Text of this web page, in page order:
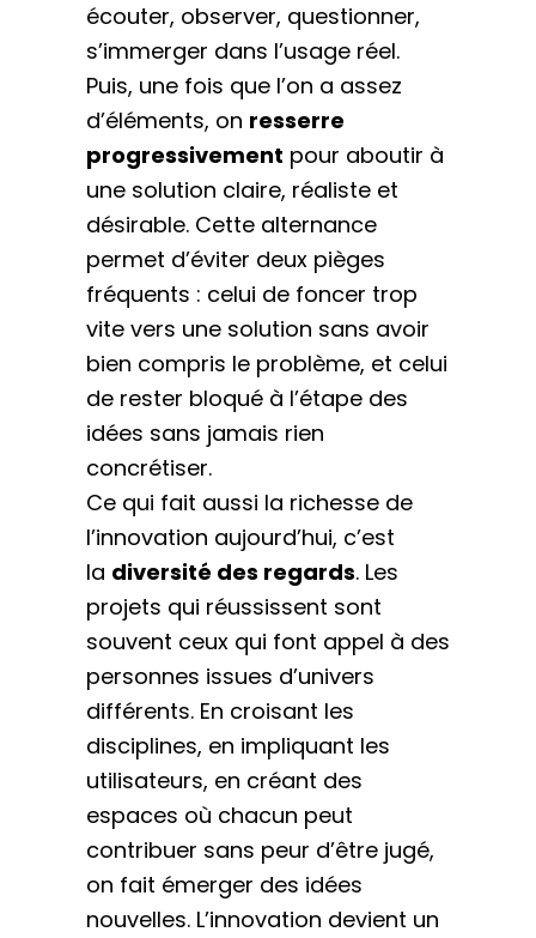
écouter, observer, questionner,
s’immerger dans l’usage réel.
Puis, une fois que l’on a assez
d’éléments, on resserre
progressivement pour aboutir à
une solution claire, réaliste et
désirable. Cette alternance
permet d’éviter deux pièges
fréquents : celui de foncer trop
vite vers une solution sans avoir
bien compris le problème, et celui
de rester bloqué à l’étape des
idées sans jamais rien
concrétiser.
Ce qui fait aussi la richesse de
l’innovation aujourd’hui, c’est
la diversité des regards. Les
projets qui réussissent sont
souvent ceux qui font appel à des
personnes issues d’univers
différents. En croisant les
disciplines, en impliquant les
utilisateurs, en créant des
espaces où chacun peut
contribuer sans peur d’être jugé,
on fait émerger des idées
nouvelles. L’innovation devient un